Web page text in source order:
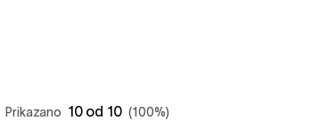
Prikazano 10 od 10 (100%)